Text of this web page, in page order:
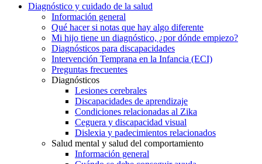
Diagnóstico y cuidado de la salud
Información general
Qué hacer si notas que hay algo diferente
Mi hijo tiene un diagnóstico, ¿por dónde empiezo?
Diagnósticos para discapacidades
Intervención Temprana en la Infancia (ECI)
Preguntas frecuentes
Diagnósticos
Lesiones cerebrales
Discapacidades de aprendizaje
Condiciones relacionadas al Zika
Ceguera y discapacidad visual
Dislexia y padecimientos relacionados
Salud mental y salud del comportamiento
Información general